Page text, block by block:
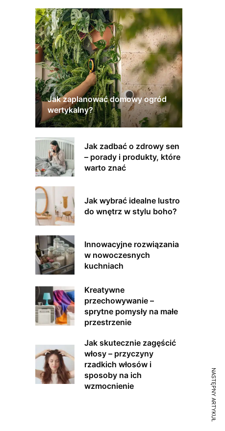
Jak zaplanować domowy ogród
wertykalny?
Jak zadbać o zdrowy sen
– porady i produkty, które
warto znać
Jak wybrać idealne lustro
do wnętrz w stylu boho?
Innowacyjne rozwiązania
w nowoczesnych
kuchniach
Kreatywne
przechowywanie –
sprytne pomysły na małe
przestrzenie
Jak skutecznie zagęścić
włosy – przyczyny
rzadkich włosów i
sposoby na ich
wzmocnienie
NASTĘPNY ARTYKUŁ